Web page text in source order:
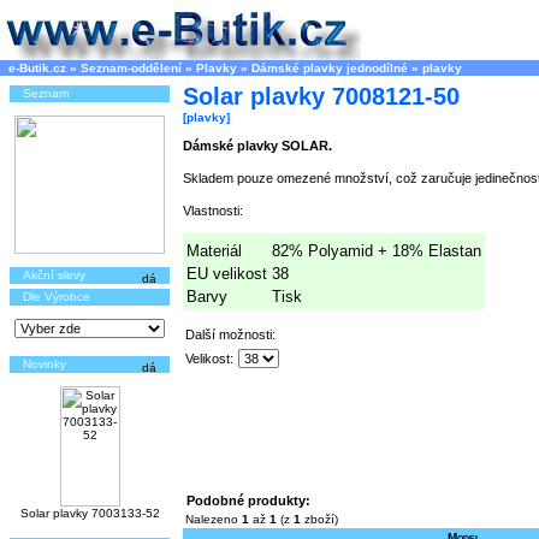
e-Butik.cz » Seznam-oddělení » Plavky » Dámské plavky jednodílné » plavky
Seznam
Akční slevy
Dle Výrobce
Novinky
Solar plavky 7003133-52
Solar plavky 7008121-50
[plavky]
Dámské plavky SOLAR.
Skladem pouze omezené množství, což zaručuje
Vlastnosti:
Materiál
82% Polyamid + 18% Elastan
EU velikost 38
Barvy
Tisk
Další možnosti:
Velikost:
Podobné produkty:
Nalezeno 1 až 1 (z 1 zboží)